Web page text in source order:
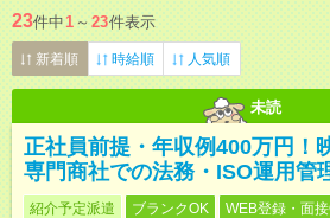
23件中1 ～ 23件表示
新着順 時給順 人気順
未読
正社員前提・年収例400万円！
専門商社での法務・ISO運用管
紹介予定派遣 ブランクOK WEB登録・面